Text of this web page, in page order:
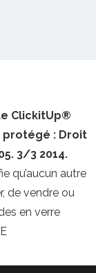
ClickitUp®
protégé : Droit
3/3 2014.
qu’aucun autre
de vendre ou
en verre